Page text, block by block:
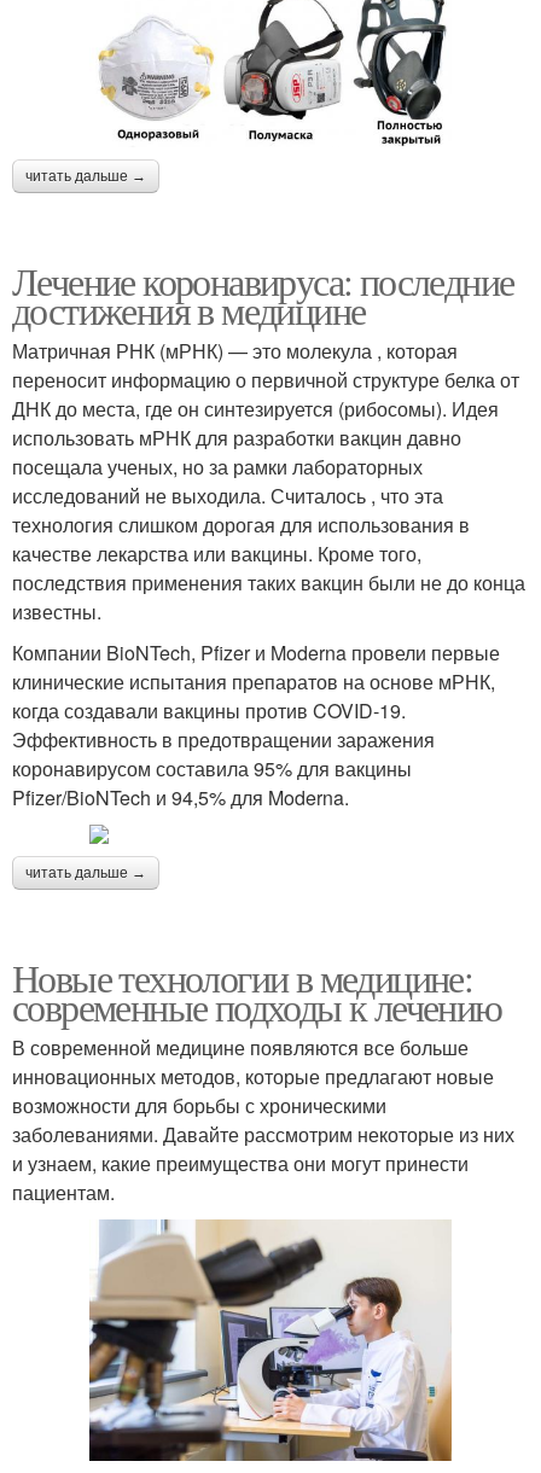
читать дальше →
Лечение коронавируса: последние
достижения в медицине
Матричная РНК (мРНК) — это молекула , которая
переносит информацию о первичной структуре белка от
ДНК до места, где он синтезируется (рибосомы). Идея
использовать мРНК для разработки вакцин давно
посещала ученых, но за рамки лабораторных
исследований не выходила. Считалось , что эта
технология слишком дорогая для использования в
качестве лекарства или вакцины. Кроме того,
последствия применения таких вакцин были не до конца
известны.
Компании BioNTech, Pfizer и Moderna провели первые
клинические испытания препаратов на основе мРНК,
когда создавали вакцины против COVID-19.
Эффективность в предотвращении заражения
коронавирусом составила 95% для вакцины
Pfizer/BioNTech и 94,5% для Moderna.
читать дальше →
Новые технологии в медицине:
современные подходы к лечению
В современной медицине появляются все больше
инновационных методов, которые предлагают новые
возможности для борьбы с хроническими
заболеваниями. Давайте рассмотрим некоторые из них
и узнаем, какие преимущества они могут принести
пациентам.